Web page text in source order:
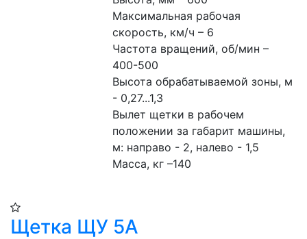
Максимальная рабочая
скорость, км/ч – 6
Частота вращений, об/мин –
400-500
Высота обрабатываемой зоны, м
- 0,27...1,3
Вылет щетки в рабочем
положении за габарит машины,
м: направо - 2, налево - 1,5
Масса, кг –140
Щетка ЩУ 5А